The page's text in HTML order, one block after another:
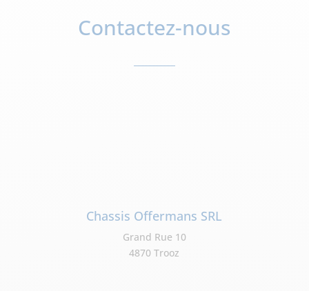
Contactez-nous
Chassis Offermans SRL
Grand Rue 10
4870 Trooz